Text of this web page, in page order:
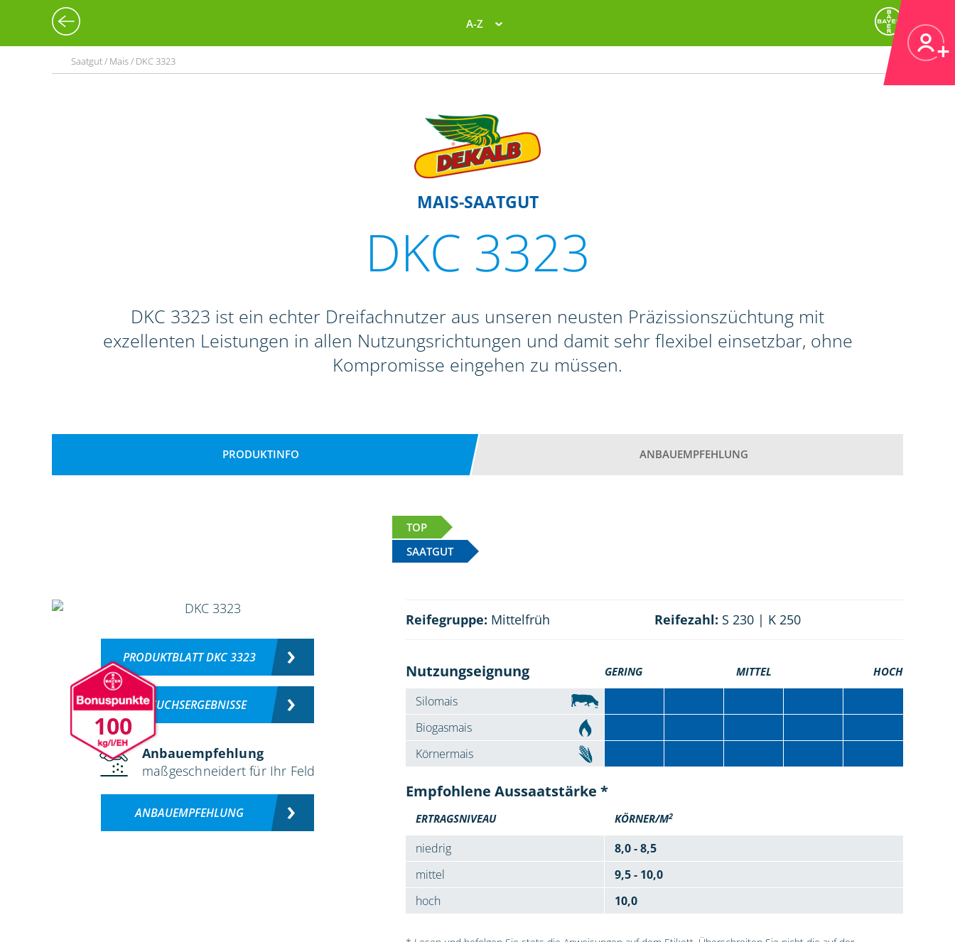
A-Z
Saatgut / Mais / DKC 3323
MAIS-SAATGUT
DKC 3323
DKC 3323 ist ein echter Dreifachnutzer aus unseren neusten Präzissionszüchtung mit
exzellenten Leistungen in allen Nutzungsrichtungen und damit sehr flexibel einsetzbar, ohne
Kompromisse eingehen zu müssen.
PRODUKTINFO ANBAUEMPFEHLUNG
TOP
SAATGUT
100
PRODUKTBLATT DKC 3323
VERSUCHSERGEBNISSE
Anbauempfehlung
maßgeschneidert für Ihr Feld
ANBAUEMPFEHLUNG
Reifegruppe: Mittelfrüh Reifezahl: S 230 | K 250
Nutzungseignung GERING MITTEL HOCH
Silomais
Biogasmais
Körnermais
Empfohlene Aussaatstärke *
ERTRAGSNIVEAU KÖRNER/M2
niedrig
8,0 - 8,5
mittel
9,5 - 10,0
hoch
10,0